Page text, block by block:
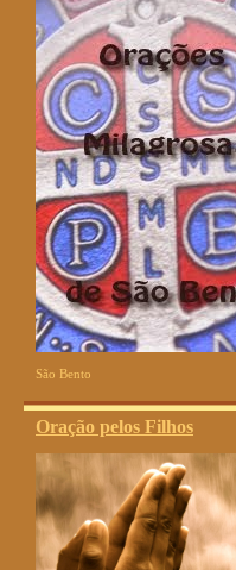
São Bento
Oração pelos Filhos